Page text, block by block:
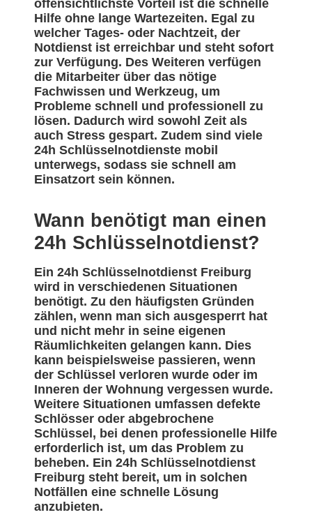
offensichtlichste Vorteil ist die schnelle
Hilfe ohne lange Wartezeiten. Egal zu
welcher Tages- oder Nachtzeit, der
Notdienst ist erreichbar und steht sofort
zur Verfügung. Des Weiteren verfügen
die Mitarbeiter über das nötige
Fachwissen und Werkzeug, um
Probleme schnell und professionell zu
lösen. Dadurch wird sowohl Zeit als
auch Stress gespart. Zudem sind viele
24h Schlüsselnotdienste mobil
unterwegs, sodass sie schnell am
Einsatzort sein können.
Wann benötigt man einen
24h Schlüsselnotdienst?
Ein 24h Schlüsselnotdienst Freiburg
wird in verschiedenen Situationen
benötigt. Zu den häufigsten Gründen
zählen, wenn man sich ausgesperrt hat
und nicht mehr in seine eigenen
Räumlichkeiten gelangen kann. Dies
kann beispielsweise passieren, wenn
der Schlüssel verloren wurde oder im
Inneren der Wohnung vergessen wurde.
Weitere Situationen umfassen defekte
Schlösser oder abgebrochene
Schlüssel, bei denen professionelle Hilfe
erforderlich ist, um das Problem zu
beheben. Ein 24h Schlüsselnotdienst
Freiburg steht bereit, um in solchen
Notfällen eine schnelle Lösung
anzubieten.